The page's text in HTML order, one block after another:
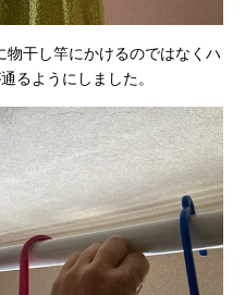
干し竿にかけるのではなくハ
るようにしました。